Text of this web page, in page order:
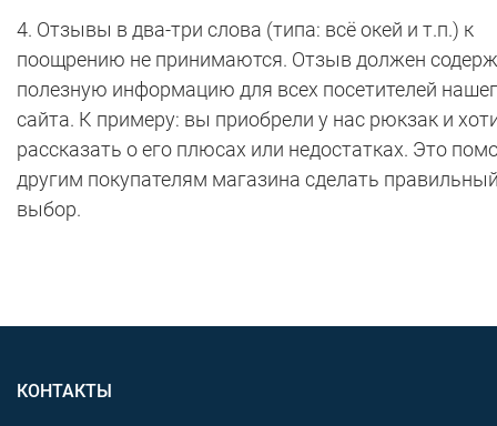
4. Отзывы в два-три слова (типа: всё окей и т.п.) к
поощрению не принимаются. Отзыв должен
полезную информацию для всех посетителей
сайта. К примеру: вы приобрели у нас рюкзак и
рассказать о его плюсах или недостатках. Это
другим покупателям магазина сделать
выбор.
КОНТАКТЫ